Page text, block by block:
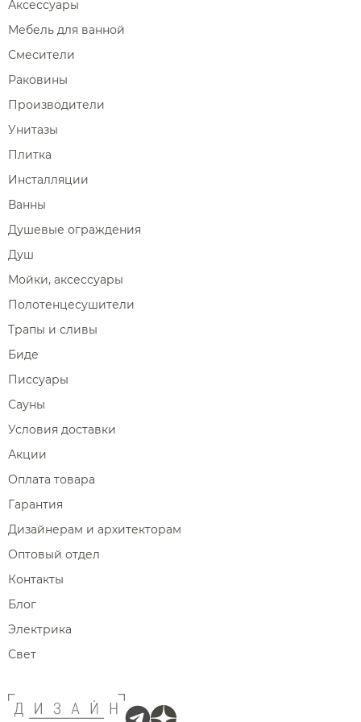
Аксессуары
Мебель для ванной
Смесители
Раковины
Производители
Унитазы
Плитка
Инсталляции
Ванны
Душевые ограждения
Душ
Мойки, аксессуары
Полотенцесушители
Трапы и сливы
Биде
Писсуары
Сауны
Условия доставки
Акции
Оплата товара
Гарантия
Дизайнерам и архитекторам
Оптовый отдел
Контакты
Блог
Электрика
Свет